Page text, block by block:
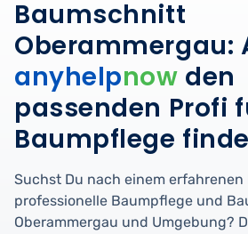
Baumschnitt
Oberammergau:
anyhelpnow den
passenden Profi
Baumpflege
Suchst Du nach einem
professionelle Baumpflege und
Oberammergau und Umgebung?